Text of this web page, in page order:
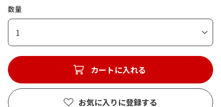
数量
1
カートに入れる
お気に入りに登録する